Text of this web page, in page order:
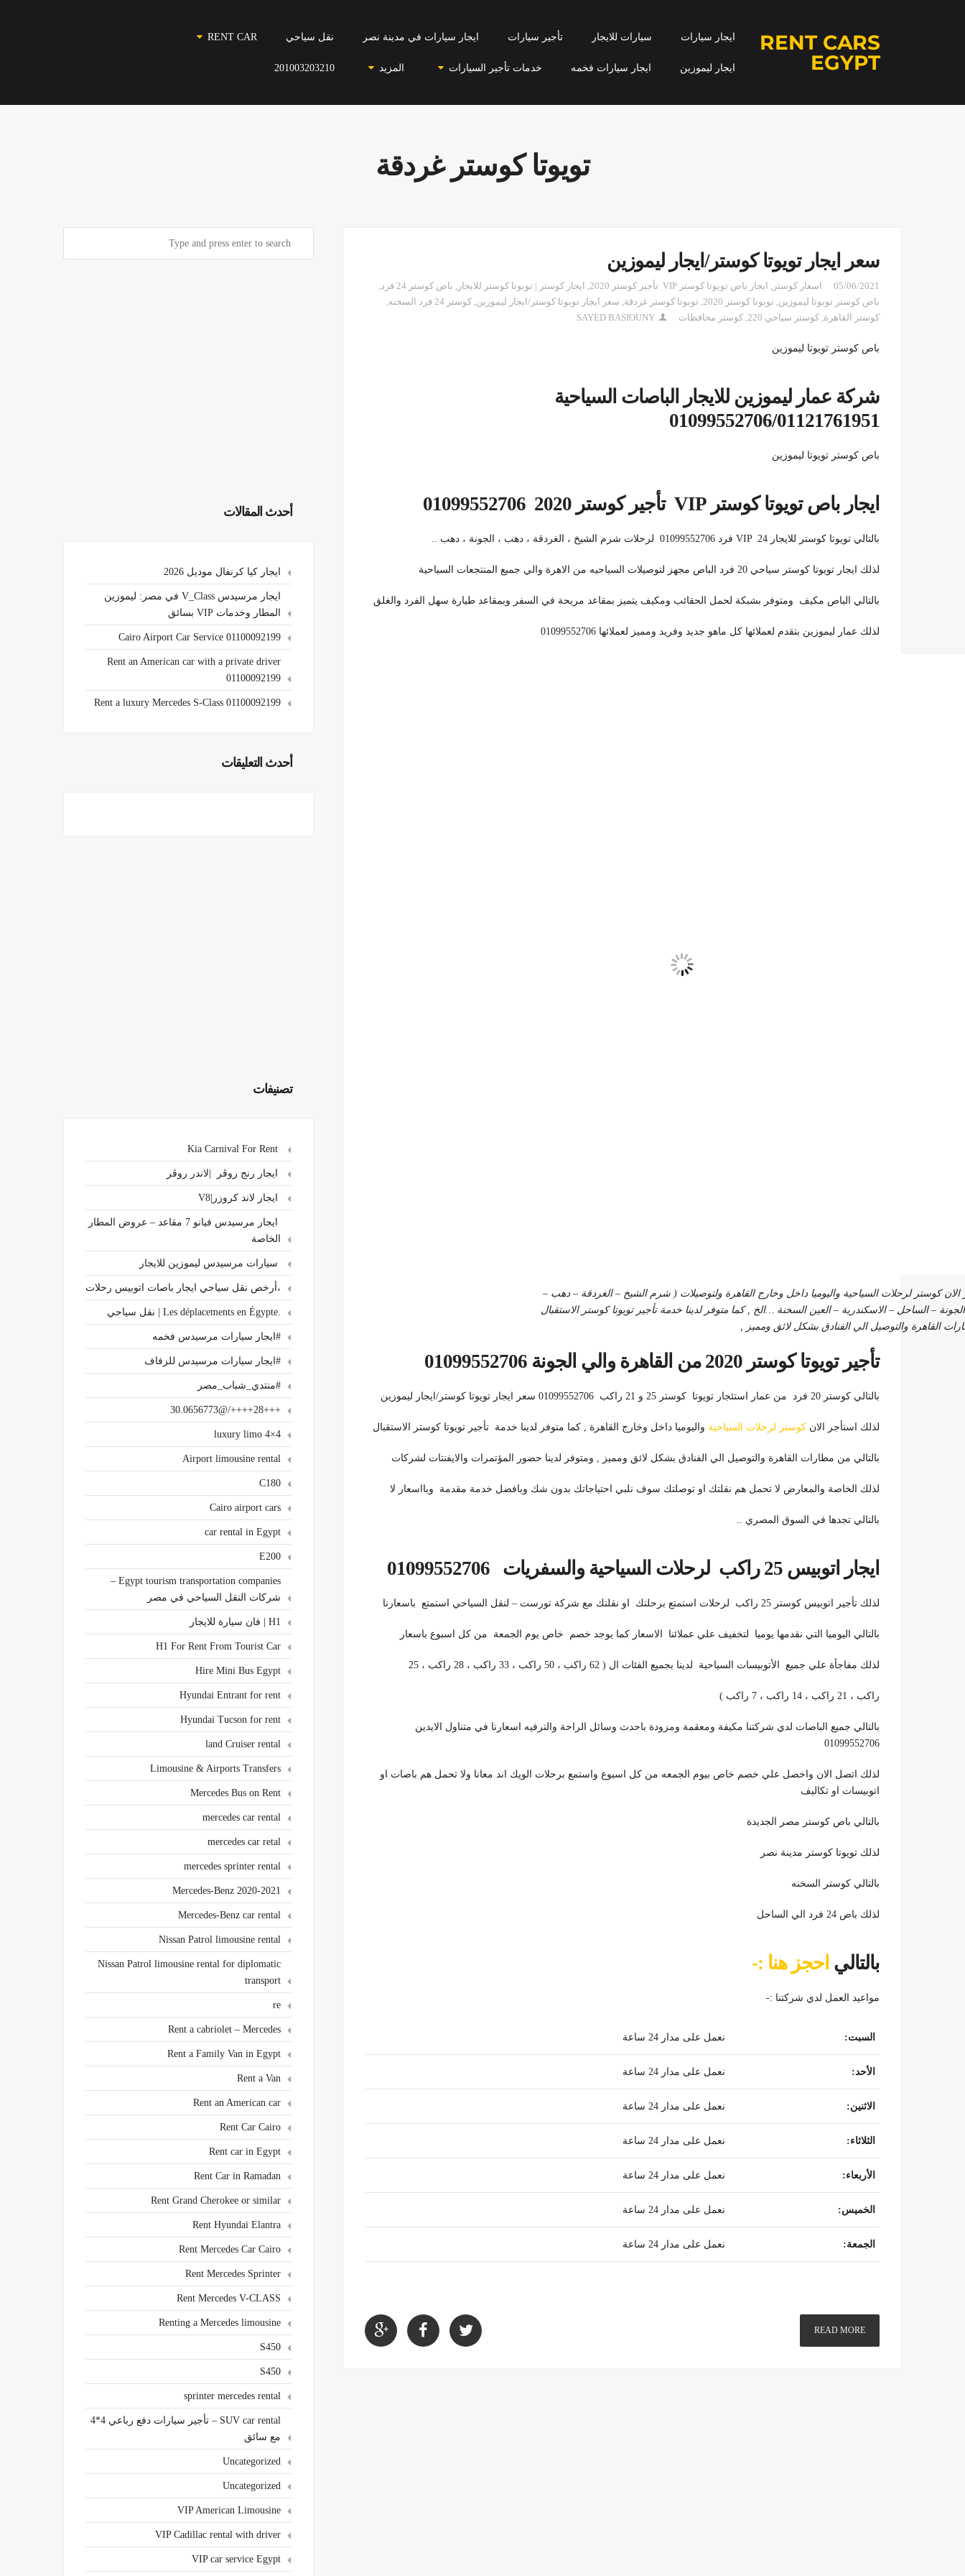
RENT CARS
EGYPT
ايجار سيارات سيارات للايجار تأجير سيارات ايجار سيارات في مدينة نصر نقل سياحي RENT CAR
ايجار ليموزين ايجار سيارات فخمه خدمات تأجير السيارات المزيد 201003203210
تويوتا كوستر غردقة
سعر ايجار تويوتا كوستر/ايجار ليموزين
05/06/2021 اسعار كوستر , ايجار باص تويوتا كوستر VIP تأجير كوستر 2020 , ايجار كوستر | تويوتا كوستر للايجار , باص كوستر 24 فرد
,
باص كوستر تويوتا ليموزين, تويوتا كوستر 2020 , تويوتا كوستر غردقة, سعر ايجار تويوتا كوستر/ايجار ليموزين, كوستر 24 فرد السخنه
,
كوستر القاهرة, كوستر سياحي 220 , كوستر محافظات SAYED BASIOUNY
باص كوستر تويوتا ليموزين
شركة عمار ليموزين للايجار الباصات السياحية
01099552706/01121761951
باص كوستر تويوتا ليموزين
ايجار باص تويوتا كوستر VIP تأجير كوستر 2020 01099552706
بالتالي تويوتا كوستر للايجار VIP 24 فرد 01099552706 لرحلات شرم الشيخ ، الغردقة ، دهب ، الجونة ، دهب ..
لذلك ايجار تويوتا كوستر سياحي 20 فرد الباص مجهز لتوصيلات السياحيه من الاهرة والي جميع المنتجعات السياحية
بالتالي الباص مكيف ومتوفر بشبكة لحمل الحقائب ومكيف يتميز بمقاعد مريحة في السفر وبمقاعد طيارة سهل الفرد والغلق
لذلك عمار ليموزين بتقدم لعملائها كل ماهو جديد وفريد ومميز لعملائها 01099552706
الان كوستر لرحلات السياحية واليوميا داخل وخارج القاهرة ولتوصيلات ( شرم الشيخ – الغردقة – دهب –
– الساحل – الاسكندرية – العين السخنة …الخ , كما متوفر لدينا خدمة تأجير تويوتا كوستر الاستقبال
القاهرة والتوصيل الي الفنادق بشكل لائق ومميز ,
تأجير تويوتا كوستر 2020 من القاهرة والي الجونة 01099552706
بالتالي كوستر 20 فرد من عمار استئجار تويوتا كوستر 25 و 21 راكب 01099552706 سعر ايجار تويوتا كوستر/ايجار ليموزين
لذلك استأجر الان كوستر لرحلات السياحية واليوميا داخل وخارج القاهرة , كما متوفر لدينا خدمة تأجير تويوتا كوستر الاستقبال
بالتالي من مطارات القاهرة والتوصيل الي الفنادق بشكل لائق ومميز , ومتوفر لدينا حضور المؤتمرات والايفنتات لشركات
لذلك الخاصة والمعارض لا تحمل هم نقلتك او توصلتك سوف نلبي احتياجاتك بدون شك وبافضل خدمة مقدمة وبااسعار لا
بالتالي تجدها في السوق المصري ..
ايجار اتوبيس 25 راكب لرحلات السياحية والسفريات 01099552706
لذلك تأجير اتوبيس كوستر 25 راكب لرحلات استمتع برحلتك او نقلتك مع شركة تورست – لنقل السياحي استمتع باسعارنا
بالتالي اليوميا التي نقدمها يوميا لتخفيف علي عملائنا الاسعار كما يوجد خصم خاص يوم الجمعة من كل اسبوع باسعار
لذلك مفاجأة علي جميع الأتوبيسات السياحية لدينا بجميع الفئات ال ( 62 راكب ، 50 راكب ، 33 راكب ، 28 راكب ، 25
راكب ، 21 راكب ، 14 راكب ، 7 راكب )
بالتالي جميع الباصات لدي شركتنا مكيفة ومعقمة ومزودة باحدث وسائل الراحة والترفيه اسعارنا في متناول الايدين
01099552706
لذلك اتصل الان واخصل علي خصم خاص بيوم الجمعه من كل اسبوع واستمع برحلات الويك اند معانا ولا تحمل هم باصات او
اتوبيسات او تكاليف
بالتالي باص كوستر مصر الجديدة
لذلك تويوتا كوستر مدينة نصر
بالتالي كوستر السخنه
لذلك باص 24 فرد الي الساحل
بالتالي احجز هنا :-
مواعيد العمل لدي شركتنا :-
السبت: نعمل على مدار 24 ساعة
الأحد: نعمل على مدار 24 ساعة
الاثنين: نعمل على مدار 24 ساعة
الثلاثاء: نعمل على مدار 24 ساعة
الأربعاء: نعمل على مدار 24 ساعة
الخميس: نعمل على مدار 24 ساعة
الجمعة: نعمل على مدار 24 ساعة
READ MORE
أحدث المقالات
ايجار كيا كرنفال موديل 2026
ايجار مرسيدس V_Class في مصر: ليموزين
المطار وخدمات VIP بسائق
Cairo Airport Car Service 01100092199
Rent an American car with a private driver
01100092199
Rent a luxury Mercedes S-Class 01100092199
أحدث التعليقات
تصنيفات
ايجار رنج روڤر |لاندر روڤر
ايجار لاند كروزر|V8
ايجار مرسيدس فيانو 7 مقاعد – عروض المطار
الخاصة
سيارات مرسيدس ليموزين للايجار
،أرخص نقل سياحي ايجار باصات اتوبيس رحلات
.Les déplacements en Égypte | نقل سياحي
#ايجار سيارات مرسيدس فخمه
#ايجار سيارات مرسيدس للزفاف
#منتدي_شباب_مصر
+++28++++/@30.0656773
4×4 luxury limo
Airport limousine rental
C180
Cairo airport cars
car rental in Egypt
E200
Egypt tourism transportation companies –
شركات النقل السياحي في مصر
H1 | فان سيارة للايجار
H1 For Rent From Tourist Car
Hire Mini Bus Egypt
Hyundai Entrant for rent
Hyundai Tucson for rent
land Cruiser rental
Limousine & Airports Transfers
Mercedes Bus on Rent
mercedes car rental
mercedes car retal
mercedes sprinter rental
Mercedes-Benz 2020-2021
Mercedes-Benz car rental
Nissan Patrol limousine rental
Nissan Patrol limousine rental for diplomatic
transport
re
Rent a cabriolet – Mercedes
Rent a Family Van in Egypt
Rent a Van
Rent an American car
Rent Car Cairo
Rent car in Egypt
Rent Car in Ramadan
Rent Grand Cherokee or similar
Rent Hyundai Elantra
Rent Mercedes Car Cairo
Rent Mercedes Sprinter
Rent Mercedes V-CLASS
Renting a Mercedes limousine
S450
S450
sprinter mercedes rental
SUV car rental – تأجير سيارات دفع رباعي 4*4
مع سائق
Uncategorized
Uncategorized
VIP American Limousine
VIP Cadillac rental with driver
VIP car service Egypt